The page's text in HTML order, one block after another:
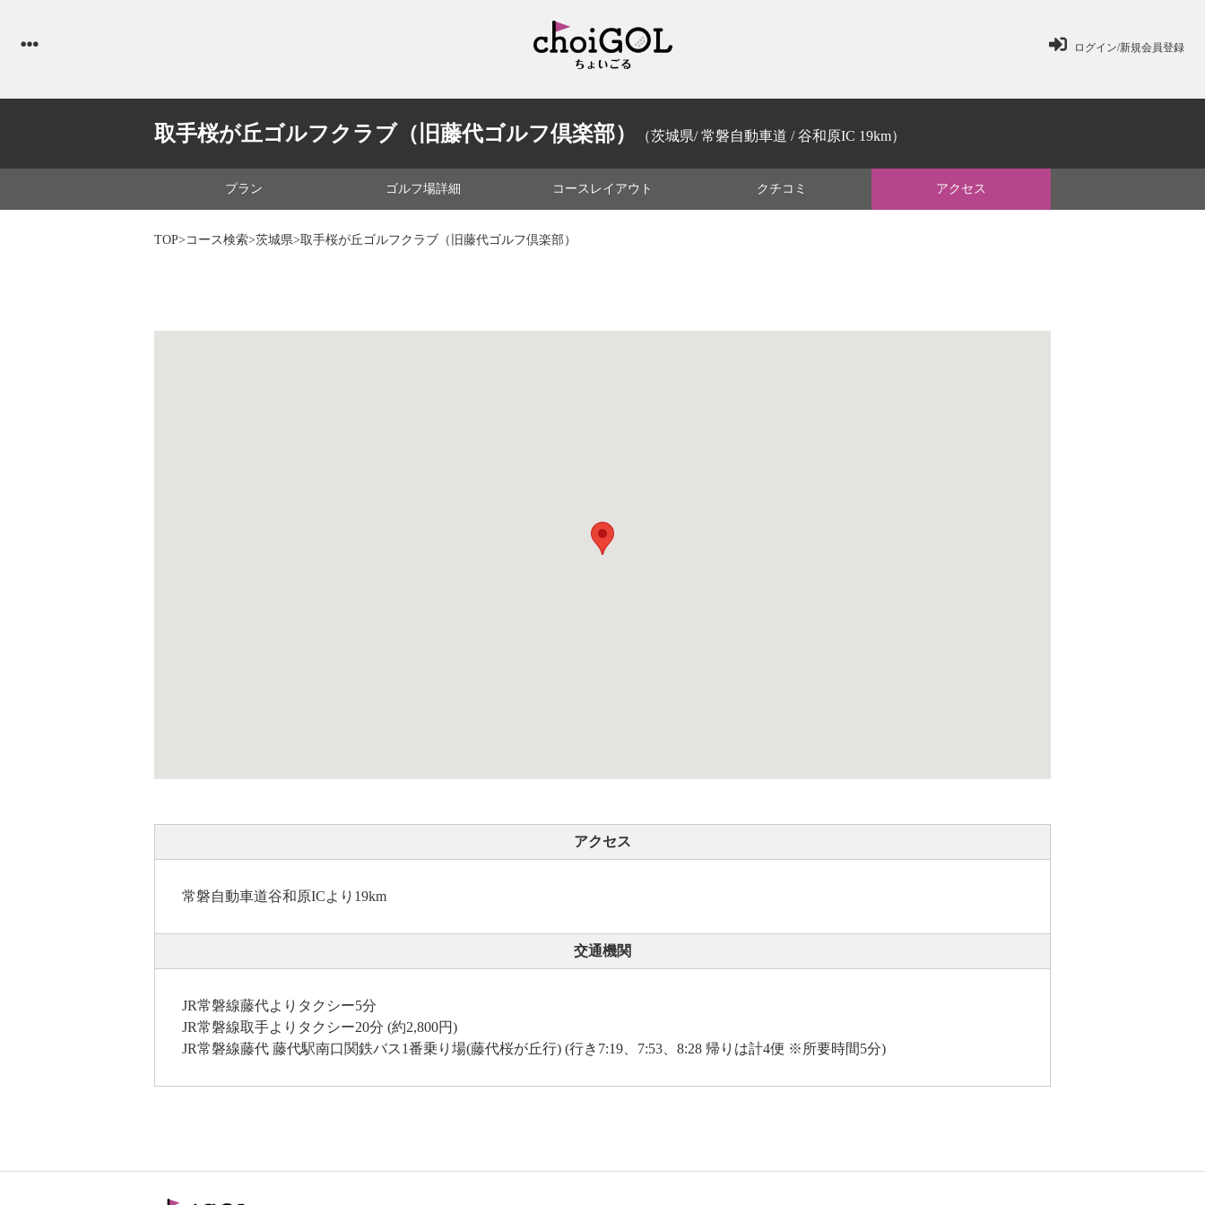
ログイン/新規会員登録
取手桜が丘ゴルフクラブ（旧藤代ゴルフ倶楽部） （茨城県/ 常磐自動車道 / 谷和原IC 19km）
プラン ゴルフ場詳細 コース レイアウト クチコミ アクセス
TOP> コース検索>茨城県>取手桜が丘ゴルフクラブ（旧藤代ゴルフ倶楽部）
アクセス
常磐自動車道谷和原ICより19km
交通機関
JR常磐線藤代よりタクシー5分
JR常磐線取手よりタクシー20分 (約2,800円)
JR常磐線藤代 藤代駅南口関鉄バス1番乗り場(藤代桜が丘行) (行き7:19、7:53、8:28 帰りは計4便 ※所要時間5分)